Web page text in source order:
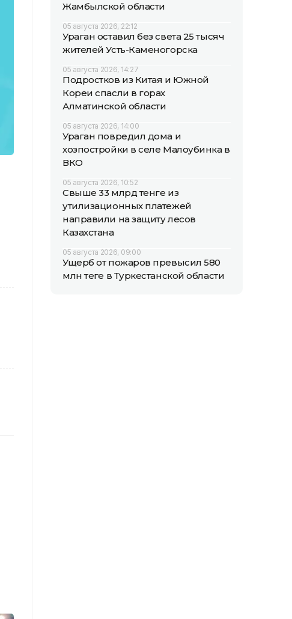
Жамбылской области
05 августа 2026, 22:12
Ураган оставил без света 25 тысяч
жителей Усть-Каменогорска
05 августа 2026, 14:27
Подростков из Китая и Южной
Кореи спасли в горах
Алматинской области
05 августа 2026, 14:00
Ураган повредил дома и
хозпостройки в селе Малоубинка в
ВКО
05 августа 2026, 10:52
Свыше 33 млрд тенге из
утилизационных платежей
направили на защиту лесов
Казахстана
05 августа 2026, 09:00
Ущерб от пожаров превысил 580
млн теңге в Туркестанской области